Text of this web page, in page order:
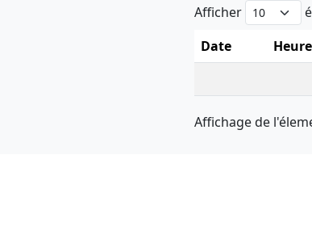
Afficher
Date
Affichage de